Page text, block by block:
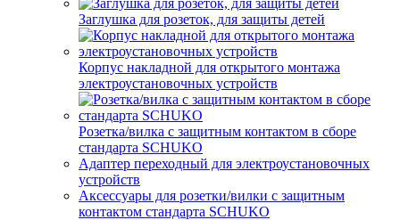
Заглушка для розеток, для защиты детей
Корпус накладной для открытого монтажа
электроустановочных устройств
Розетка/вилка с защитным контактом в сборе
стандарта SCHUKO
Адаптер переходный для электроустановочных
устройств
Аксессуары для розетки/вилки с защитным
контактом стандарта SCHUKO